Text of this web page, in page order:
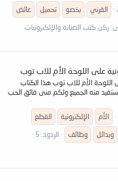
القرني بخصو تحميل
عائض
ركن كتب الصيانة والإلكنرونيات
على اللوحة الأم للاب توب
اللوحة الأم للاب توب هذا الكتاب
يستفيد منه الجميع ولكم منى فائق الحب
الأم الإلكترونية
القطع
وبدائل وظائف
الردود: 5